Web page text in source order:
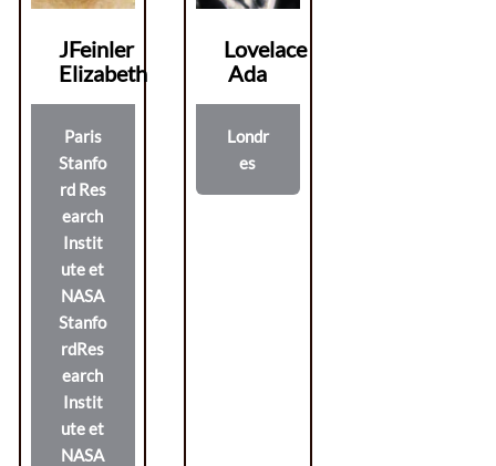
JFeinler
Elizabeth
Paris
Stanfo
rd Res
earch
Instit
ute et
NASA
Stanfo
rdRes
earch
Instit
ute et
NASA
Lovelace
Ada
Londr
es